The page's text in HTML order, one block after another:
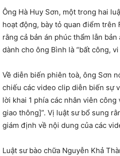
Ông Hà Huy Sơn, một trong hai
hoạt động, bày tỏ quan điểm trên
rằng cả bản án phúc thẩm lẫn
dành cho ông Bình là “bất công,
Về diễn biến phiên toà, ông Sơn
chiếu các video clip diễn biến sự
lời khai 1 phía các nhân viên công
giao thông]”. Vị luật sư bổ sung
giám định về nội dung của các
Luật sư bào chữa Nguyễn Khả